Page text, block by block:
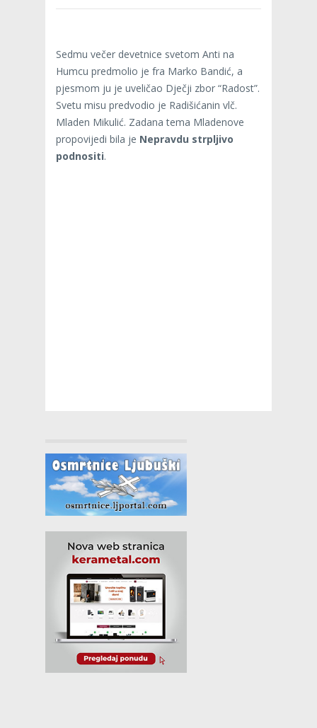
Sedmu večer devetnice svetom Anti na
Humcu predmolio je fra Marko Bandić, a
pjesmom ju je uveličao Dječji zbor “Radost”.
Svetu misu predvodio je Radišićanin vlč.
Mladen Mikulić. Zadana tema Mladenove
propovijedi bila je Nepravdu strpljivo
podnositi.